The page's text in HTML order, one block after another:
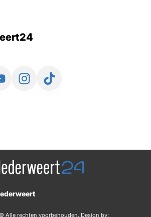
Alle rechten voorbehouden. Design by: